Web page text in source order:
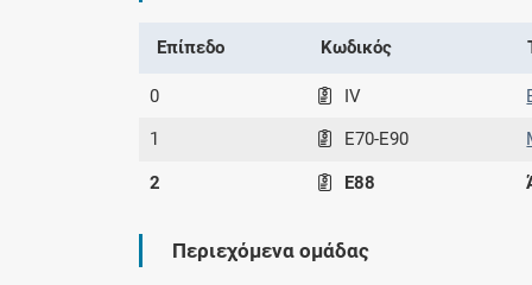
Επίπεδο Κωδικός
0 IV
1 E70-E90
2 E88
Περιεχόμενα ομάδας